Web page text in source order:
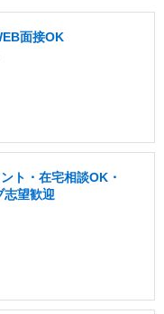
面接OK
ト・在宅相談OK・
望歓迎